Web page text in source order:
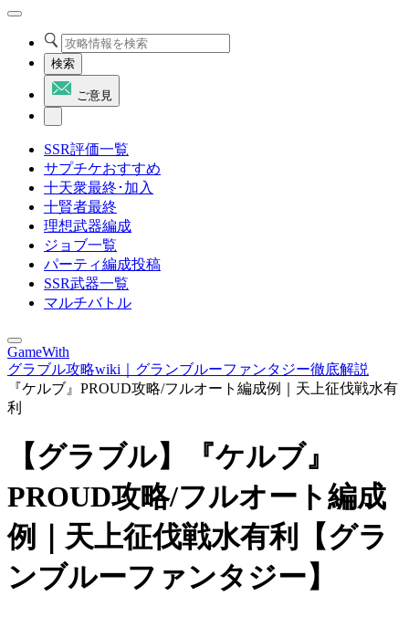
検索
ご意見
SSR評価一覧
サプチケおすすめ
十天衆最終･加入
十賢者最終
理想武器編成
ジョブ一覧
パーティ編成投稿
SSR武器一覧
マルチバトル
GameWith
グラブル攻略wiki｜グランブルーファンタジー徹底解説
『ケルブ』PROUD攻略/フルオート編成例｜天上征伐戦水有
利
【グラブル】『ケルブ』
PROUD攻略/フルオート編成
例｜天上征伐戦水有利【グラ
ンブルーファンタジー】